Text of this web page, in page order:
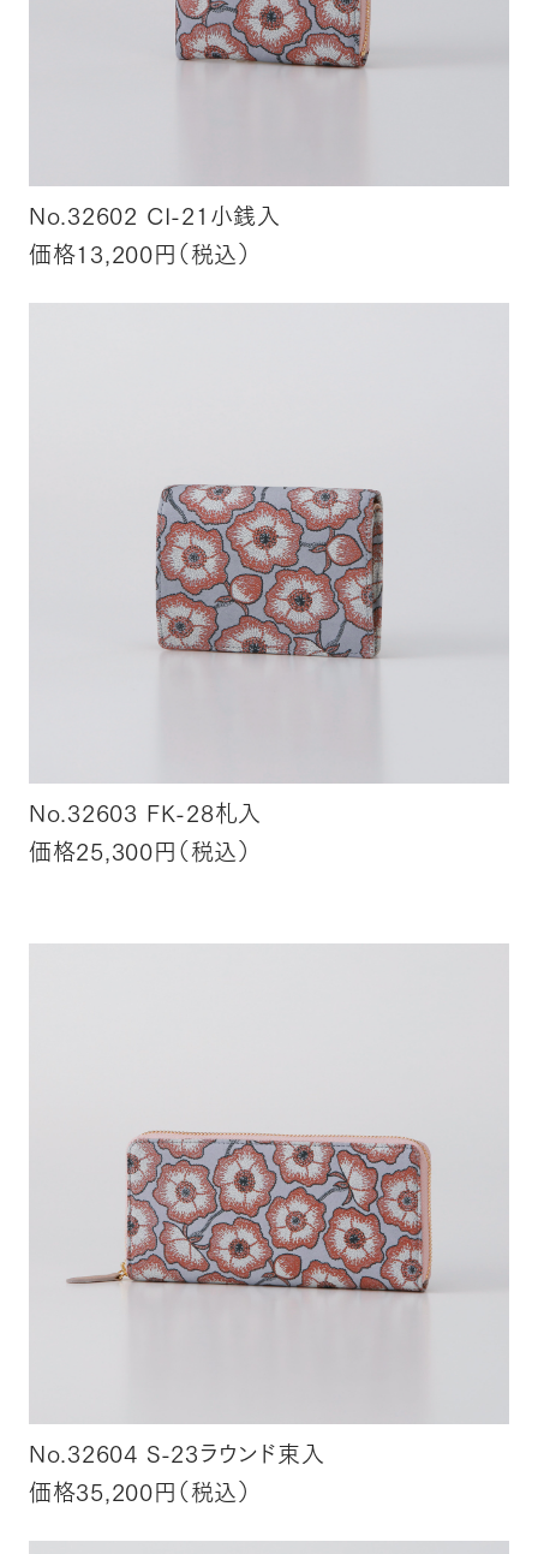
No.32602 CI-21小銭入
価格13,200円（税込）
No.32603 FK-28札入
価格25,300円（税込）
No.32604 S-23ラウンド束入
価格35,200円（税込）